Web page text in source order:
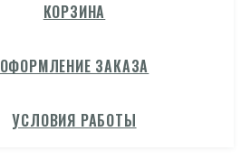
КОРЗИНА
ОФОРМЛЕНИЕ ЗАКАЗА
УСЛОВИЯ РАБОТЫ